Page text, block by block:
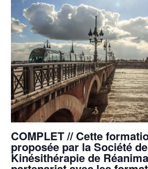
COMPLET// Cette
proposée par la Société de
Kinésithérapie de